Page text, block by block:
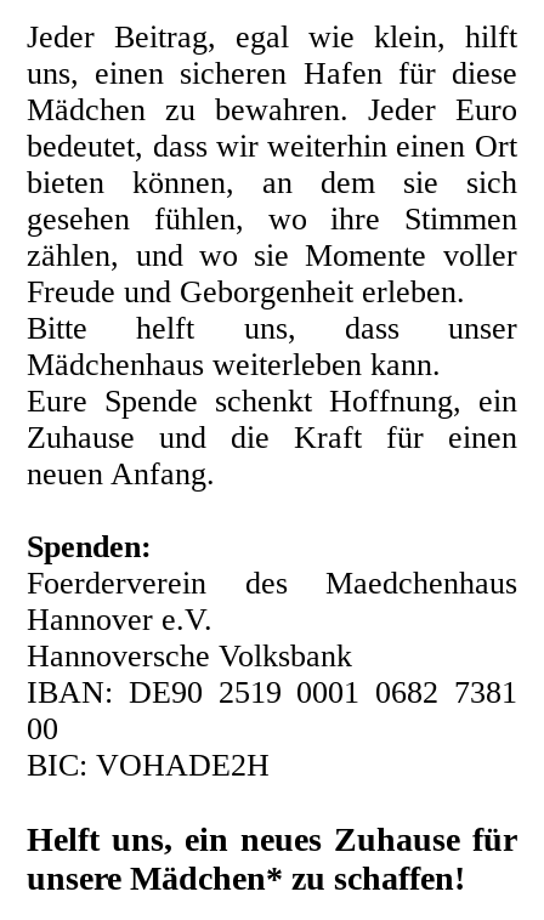
Jeder Beitrag, egal wie klein, hilft
uns, einen sicheren Hafen für diese
Mädchen zu bewahren. Jeder Euro
bedeutet, dass wir weiterhin einen Ort
bieten können, an dem sie sich
gesehen fühlen, wo ihre Stimmen
zählen, und wo sie Momente voller
Freude und Geborgenheit erleben.
Bitte helft uns, dass unser
Mädchenhaus weiterleben kann.
Eure Spende schenkt Hoffnung, ein
Zuhause und die Kraft für einen
neuen Anfang.
Spenden:
Foerderverein des Maedchenhaus
Hannover e.V.
Hannoversche Volksbank
IBAN: DE90 2519 0001 0682 7381
00
BIC: VOHADE2H
Helft uns, ein neues Zuhause für
unsere Mädchen* zu schaffen!